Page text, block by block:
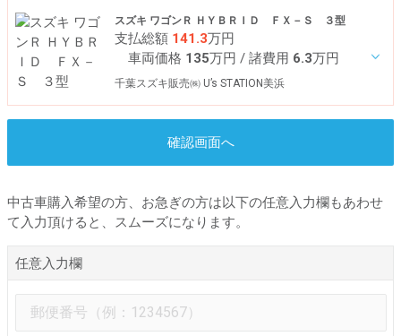
スズキ ワゴンＲ ＨＹＢＲＩＤ ＦＸ－Ｓ ３型
支払総額 141.3万円
車両価格 135万円 / 諸費用 6.3万円
千葉スズキ販売㈱ U’s STATION美浜
確認画面へ
中古車購入希望の方、お急ぎの方は以下の任意入力欄もあわせ
て入力頂けると、スムーズになります。
任意入力欄